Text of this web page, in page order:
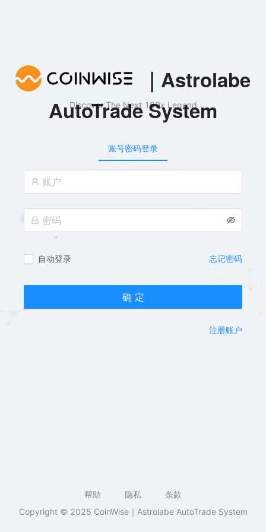
｜Astrolabe
AutoTrade System
Discover The Next 100x Legend
账号密码登录
自动登录 忘记密码
确 定
注册账户
帮助 隐私
条款
Copyright © 2025 CoinWise｜Astrolabe AutoTrade System